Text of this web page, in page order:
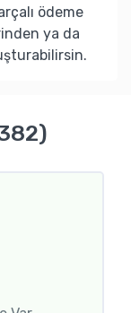
ödeme
ya da